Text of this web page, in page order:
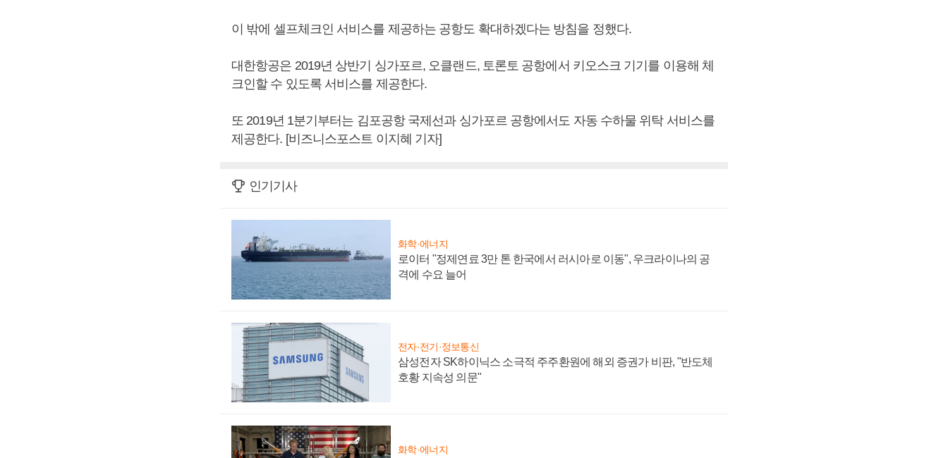
이 밖에 셀프체크인 서비스를 제공하는 공항도 확대하겠다는 방침을 정했다.
대한항공은 2019년 상반기 싱가포르, 오클랜드, 토론토 공항에서 키오스크 기기를 이용해 체
크인할 수 있도록 서비스를 제공한다.
또 2019년 1분기부터는 김포공항 국제선과 싱가포르 공항에서도 자동 수하물 위탁 서비스를
제공한다. [비즈니스포스트 이지혜 기자]
인기기사
화학·에너지
로이터 "정제연료 3만 톤 한국에서 러시아로 이동", 우크라이나의 공
격에 수요 늘어
전자·전기·정보통신
삼성전자 SK하이닉스 소극적 주주환원에 해외 증권가 비판, "반도체
호황 지속성 의문"
화학·에너지